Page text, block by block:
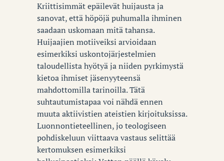
Kriittisimmät epäilevät huijausta ja
sanovat, että höpöjä puhumalla ihminen
saadaan uskomaan mitä tahansa.
Huijaajien motiiveiksi arvioidaan
esimerkiksi uskontojärjestelmien
taloudellista hyötyä ja niiden pyrkimystä
kietoa ihmiset jäsenyyteensä
mahdottomilla tarinoilla. Tätä
suhtautumistapaa voi nähdä ennen
muuta aktiivistien ateistien kirjoituksissa.
Luonnontieteellinen, jo teologiseen
pohdiskeluun viittaava vastaus selittää
kertomuksen esimerkiksi